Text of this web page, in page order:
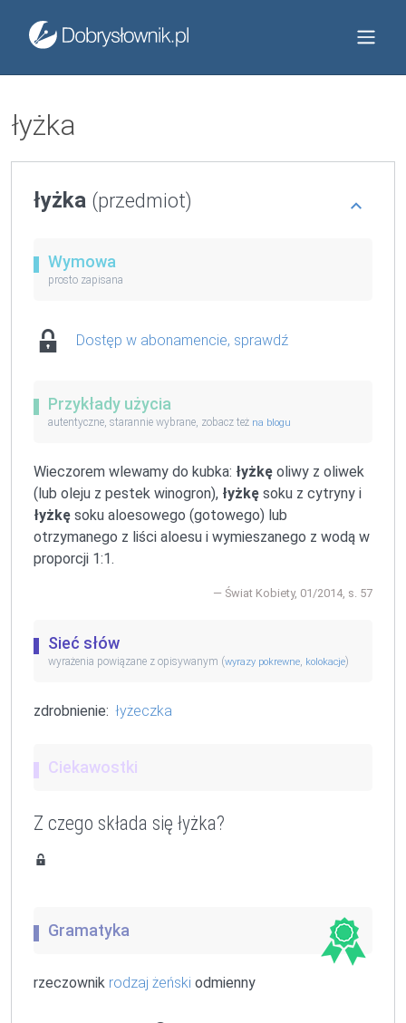
łyżka
łyżka (przedmiot)
Wymowa
prosto zapisana
Dostęp w abonamencie, sprawdź
Przykłady użycia
autentyczne, starannie wybrane, zobacz też na blogu
Wieczorem wlewamy do kubka: łyżkę oliwy z oliwek
(lub oleju z pestek winogron), łyżkę soku z cytryny i
łyżkę soku aloesowego (gotowego) lub
otrzymanego z liści aloesu i wymieszanego z wodą w
proporcji 1:1.
Świat Kobiety, 01/2014, s. 57
Sieć słów
wyrażenia powiązane z opisywanym (wyrazy pokrewne, kolokacje)
zdrobnienie: łyżeczka
Ciekawostki
Z czego składa się łyżka?
Gramatyka
rzeczownik rodzaj żeński odmienny